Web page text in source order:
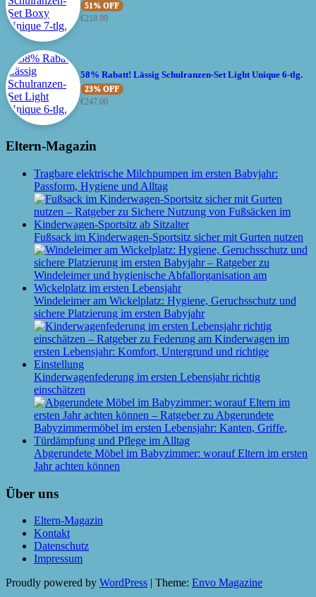
51% OFF
€218.99
58% Rabatt! Lässig Schulranzen-Set Light Unique 6-tlg.
23% OFF
€247.00
Eltern-Magazin
Tragbare elektrische Milchpumpen im ersten Babyjahr:
Passform, Hygiene und Alltag
Fußsack im Kinderwagen-Sportsitz sicher mit Gurten nutzen
Windeleimer am Wickelplatz: Hygiene, Geruchsschutz und
sichere Platzierung im ersten Babyjahr
Kinderwagenfederung im ersten Lebensjahr richtig
einschätzen
Abgerundete Möbel im Babyzimmer: worauf Eltern im ersten
Jahr achten können
Über uns
Eltern-Magazin
Kontakt
Datenschutz
Impressum
Proudly powered by WordPress | Theme: Envo Magazine